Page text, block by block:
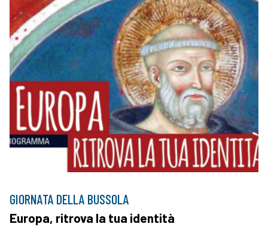
GIORNATA DELLA BUSSOLA
Europa, ritrova la tua identità